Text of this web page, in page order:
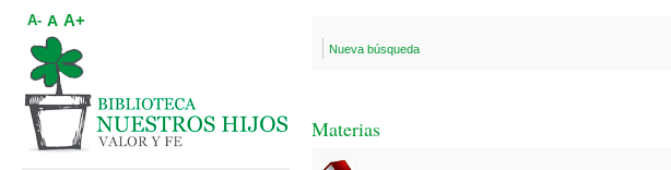
Nueva búsqueda
Materias
A- A A+